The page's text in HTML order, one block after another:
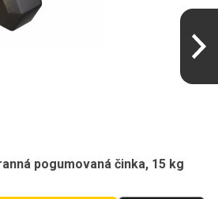
pogumovaná činka, 15 kg